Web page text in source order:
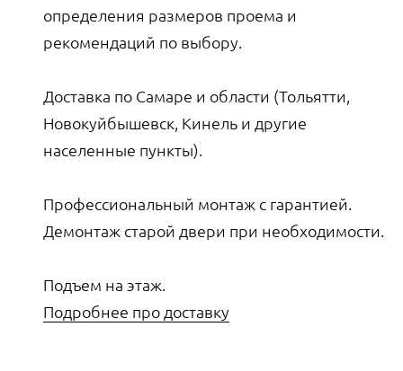
определения размеров проема и
рекомендаций по выбору.
Доставка по Самаре и области (Тольятти,
Новокуйбышевск, Кинель и другие
населенные пункты).
Профессиональный монтаж с гарантией.
Демонтаж старой двери при необходимости.
Подъем на этаж.
Подробнее про доставку